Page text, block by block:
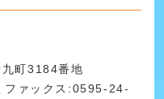
町3184番地
ファックス:0595-24-